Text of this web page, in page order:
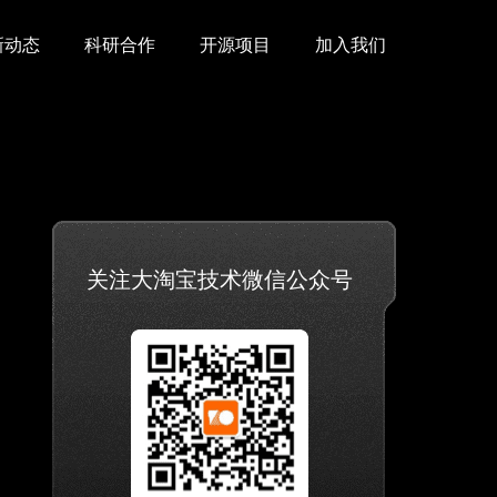
动态 科研合作 开源项目 加入我们
关注大淘宝技术微信公众号